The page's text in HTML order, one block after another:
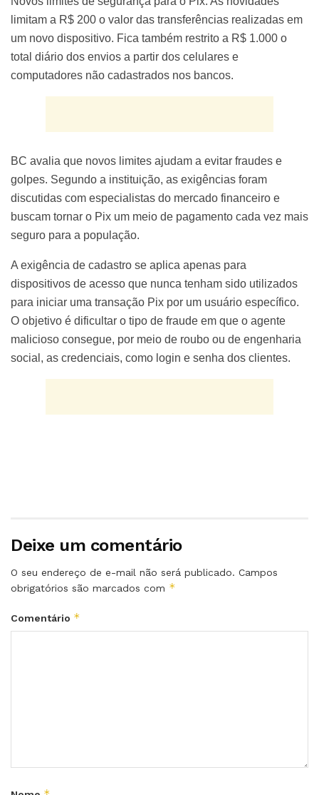
limitam a R$ 200 o valor das transferências realizadas em
um novo dispositivo. Fica também restrito a R$ 1.000 o
total diário dos envios a partir dos celulares e
computadores não cadastrados nos bancos.
BC avalia que novos limites ajudam a evitar fraudes e
golpes. Segundo a instituição, as exigências foram
discutidas com especialistas do mercado financeiro e
buscam tornar o Pix um meio de pagamento cada vez mais
seguro para a população.
A exigência de cadastro se aplica apenas para
dispositivos de acesso que nunca tenham sido utilizados
para iniciar uma transação Pix por um usuário específico.
O objetivo é dificultar o tipo de fraude em que o agente
malicioso consegue, por meio de roubo ou de engenharia
social, as credenciais, como login e senha dos clientes.
Deixe um comentário
O seu endereço de e-mail não será publicado. Campos
obrigatórios são marcados com *
Comentário *